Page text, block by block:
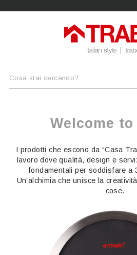
Welcome to
I prodotti che escono da “Casa
lavoro dove qualità, design e
fondamentali per soddisfare a
Un’alchimia che unisce la
cose.